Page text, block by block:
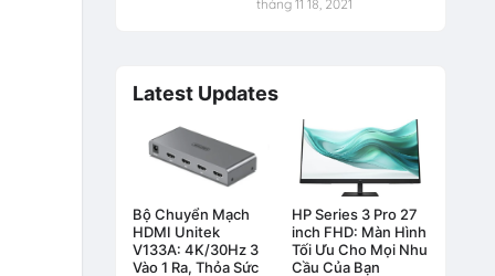
tháng 11 18, 2021
Latest Updates
Bộ Chuyển Mạch
HDMI Unitek
V133A: 4K/30Hz 3
Vào 1 Ra, Thỏa Sức
HP Series 3 Pro 27
inch FHD: Màn Hình
Tối Ưu Cho Mọi Nhu
Cầu Của Bạn